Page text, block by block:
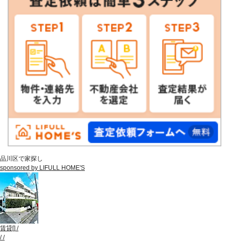
品川区で家探し
sponsored by LIFULL HOME'S
賃貸[] /
//